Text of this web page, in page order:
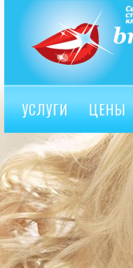
УСЛУГИ ЦЕНЫ